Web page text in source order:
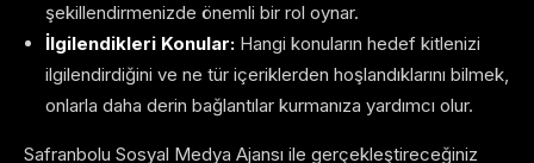
şekillendirmenizde önemli bir rol oynar.
İlgilendikleri Konular: Hangi konuların hedef kitlenizi
ilgilendirdiğini ve ne tür içeriklerden hoşlandıklarını bilmek,
onlarla daha derin bağlantılar kurmanıza yardımcı olur.
Safranbolu Sosyal Medya Ajansı ile gerçekleştireceğiniz